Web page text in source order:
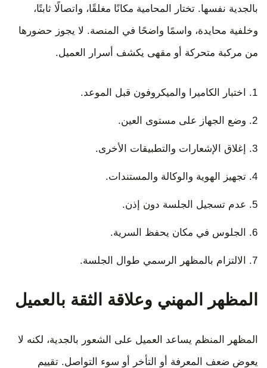
بالجدية نفسها. تختار المحامية مكانًا مغلقًا، واتصالًا ثابتًا،
وخلفية محايدة، واسمًا واضحًا في المنصة. لا يجوز حضورها
من مركبة متحركة أو مقهى يكشف أسرار العميل.
اختبار الكاميرا والميكروفون قبل الموعد.
وضع الجهاز على مستوى العين.
إغلاق الإشعارات والتطبيقات الأخرى.
تجهيز الهوية والوكالة والمستندات.
عدم تسجيل الجلسة دون إذن.
الجلوس في مكان يحفظ السرية.
الالتزام بالمظهر الرسمي طوال الجلسة.
المظهر المهني وعلاقة الثقة بالعميل
المظهر المنظم يساعد العميل على الشعور بالجدية، لكنه لا
يعوض ضعف المعرفة أو التأخر أو سوء التواصل. تقييم